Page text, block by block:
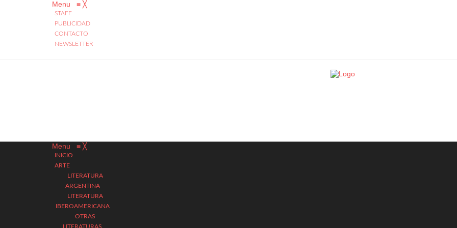
Menu ≡ ╳
STAFF
PUBLICIDAD
CONTACTO
NEWSLETTER
Menu ≡ ╳
INICIO
ARTE
LITERATURA
ARGENTINA
LITERATURA
IBEROAMERICANA
OTRAS
LITERATURAS